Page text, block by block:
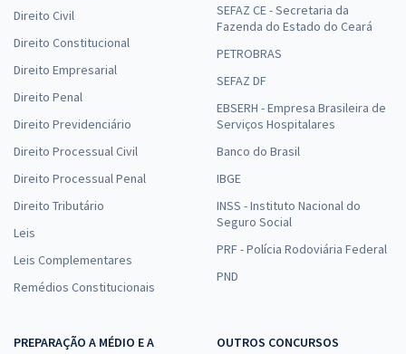
Direito Civil
Direito Constitucional
Direito Empresarial
Direito Penal
Direito Previdenciário
Direito Processual Civil
Direito Processual Penal
Direito Tributário
Leis
Leis Complementares
Remédios Constitucionais
SEFAZ CE - Secretaria da
Fazenda do Estado do Ceará
PETROBRAS
SEFAZ DF
EBSERH - Empresa Brasileira de
Serviços Hospitalares
Banco do Brasil
IBGE
INSS - Instituto Nacional do
Seguro Social
PRF - Polícia Rodoviária Federal
PND
PREPARAÇÃO A MÉDIO E A
OUTROS CONCURSOS